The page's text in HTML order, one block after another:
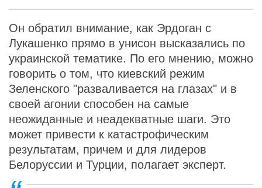
Он обратил внимание, как Эрдоган с
Лукашенко прямо в унисон высказались по
украинской тематике. По его мнению, можно
говорить о том, что киевский режим
Зеленского "разваливается на глазах" и в
своей агонии способен на самые
неожиданные и неадекватные шаги. Это
может привести к катастрофическим
результатам, причем и для лидеров
Белоруссии и Турции, полагает эксперт.